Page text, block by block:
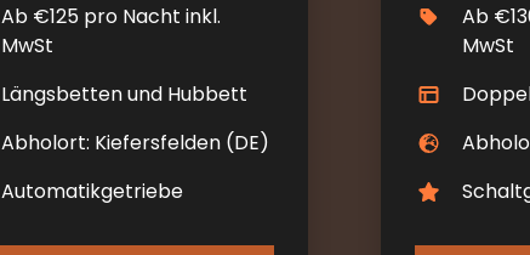
Ab €125 pro Nacht inkl.
MwSt
Längsbetten und Hubbett
Abholort: Kiefersfelden (DE)
Automatikgetriebe
Ab
MwSt